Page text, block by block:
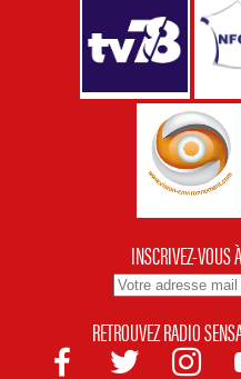
INSCRIVEZ-VOUS
RETROUVEZ RADIO
  